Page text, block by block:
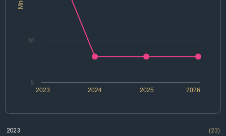
2024 2026
2023 2025
5
10
2023
(23)